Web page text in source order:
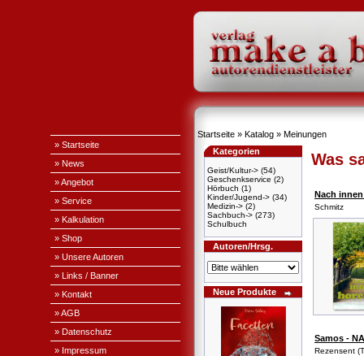
» Startseite
» News
» Angebot
» Service
» Kalkulation
» Shop
» Unsere Autoren
» Links / Banner
» Kontakt
» AGB
» Datenschutz
» Impressum
Startseite » Katalog » Meinungen
Kategorien
Geist/Kultur-> (54)
Geschenkservice (2)
Hörbuch (1)
Kinder/Jugend-> (34)
Medizin-> (2)
Sachbuch-> (273)
Schulbuch
Autoren/Hrsg.
Neue Produkte
Was
Nach
Schmitz
Samos -
Rezensent